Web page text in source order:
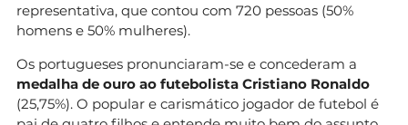
representativa, que contou com 720 pessoas (50%
homens e 50% mulheres).
Os portugueses pronunciaram-se e concederam a
medalha de ouro ao futebolista Cristiano Ronaldo
(25,75%). O popular e carismático jogador de futebol é